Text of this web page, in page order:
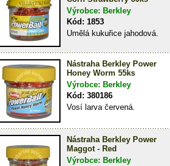
Výrobce: Berkley
Kód: 1853
Umělá kukuřice jahodová.
Nástraha Berkley Power
Honey Worm 55ks
Výrobce: Berkley
Kód: 380186
Vosí larva červená.
Nástraha Berkley Power
Maggot - Red
Výrobce: Berkley